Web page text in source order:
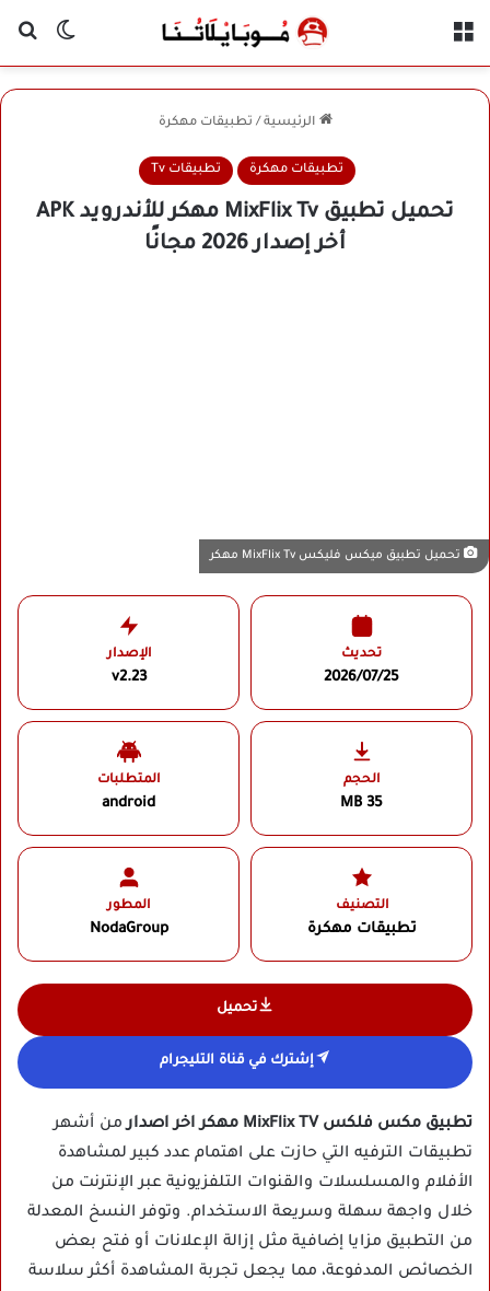
الوضع
الرئيسية / تطبيقات مهكرة
تطبيقات مهكرة تطبيقات Tv
تحميل تطبيق MixFlix Tv مهكر للأندرويد APK
أخر إصدار 2026 مجانًا
تحميل تطبيق ميكس فليكس MixFlix Tv مهكر
تحديث
2026/07/25
الإصدار
v2.23
الحجم
35 MB
المتطلبات
android
التصنيف
تطبيقات مهكرة
المطور
NodaGroup‏
تحميل
إشترك في قناة التليجرام
تطبيق مكس فلكس MixFlix TV مهكر اخر اصدار
من أشهر
تطبيقات الترفيه التي حازت على اهتمام عدد كبير لمشاهدة
الأفلام والمسلسلات والقنوات التلفزيونية عبر الإنترنت من
خلال واجهة سهلة وسريعة الاستخدام. وتوفر النسخ المعدلة
من التطبيق مزايا إضافية مثل إزالة الإعلانات أو فتح بعض
الخصائص المدفوعة، مما يجعل تجربة المشاهدة أكثر سلاسة